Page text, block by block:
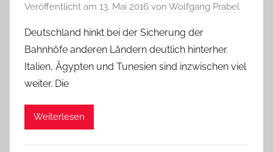
Veröffentlicht am 13. Mai 2016 von Wolfgang Prabel
Deutschland hinkt bei der Sicherung der
Bahnhöfe anderen Ländern deutlich hinterher.
Italien, Ägypten und Tunesien sind inzwischen viel
weiter. Die
Weiterlesen